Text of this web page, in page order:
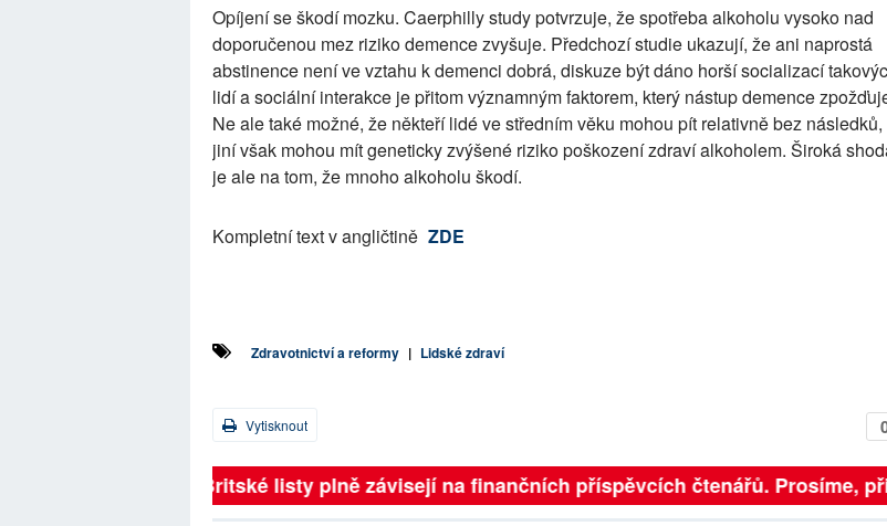
Opíjení se škodí mozku. Caerphilly study potvrzuje, že spotřeba alkoholu vysoko nad
doporučenou mez riziko demence zvyšuje. Předchozí studie ukazují, že ani naprostá
abstinence není ve vztahu k demenci dobrá, diskuze být dáno horší socializací
lidí a sociální interakce je přitom významným faktorem, který nástup demence
Ne ale také možné, že někteří lidé ve středním věku mohou pít relativně bez následků,
jiní však mohou mít geneticky zvýšené riziko poškození zdraví alkoholem. Široká
je ale na tom, že mnoho alkoholu škodí.
Kompletní text v angličtině ZDE
Zdravotnictví a reformy | Lidské zdraví
Vytisknout
Britské listy plně závisejí na finančních příspěvcích čtenářů. Prosíme,